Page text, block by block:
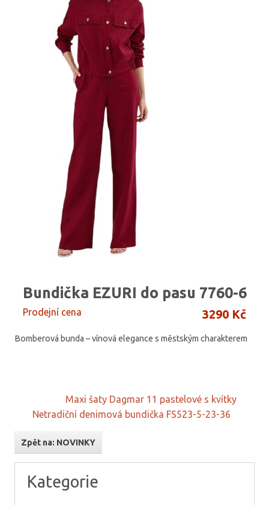
Bundička EZURI do pasu 7760-6
Prodejní cena 3290 Kč
Bomberová bunda – vínová elegance s městským charakterem
Maxi šaty Dagmar 11 pastelové s kvítky
Netradiční denimová bundička FS523-5-23-36
Zpět na: NOVINKY
Kategorie